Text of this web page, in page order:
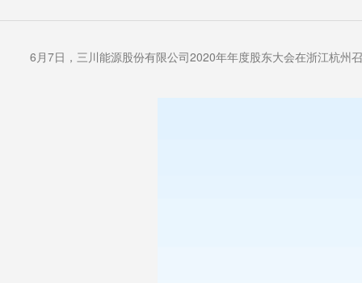
6 月 7 日，三川能源股份有限公司 2020年年度股东大会在浙江杭州